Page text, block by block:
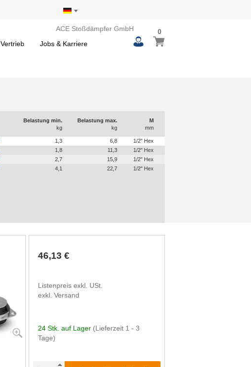
ACE Stoßdämpfer GmbH
Vertrieb Jobs & Karriere
Mein Warenkorb
00
items
Belastung min.
kg
Belastung max.
kg
M
mm
1,3 6,8
1/2" Hex
1,8 11,3
1/2" Hex
2,7 15,9
1/2" Hex
4,1 22,7 1/2" Hex
46,13 €
Listenpreis exkl. USt.
exkl. Versand
24 Stk. auf Lager (Lieferzeit 1 - 3
Tage)